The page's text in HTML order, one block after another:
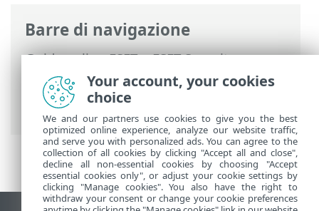
Barre di navigazione
Guida online ESET>ESET Security
Ultimate
>Installazione> Finestre di
dialogo: installazione > Attivazione >
Registrazione
Your account, your cookies
choice
We and our partners use cookies to give you the best
optimized online experience, analyze our website traffic,
and serve you with personalized ads. You can agree to the
collection of all cookies by clicking "Accept all and close",
decline all non-essential cookies by choosing "Accept
essential cookies only", or adjust your cookie settings by
clicking "Manage cookies". You also have the right to
withdraw your consent or change your cookie preferences